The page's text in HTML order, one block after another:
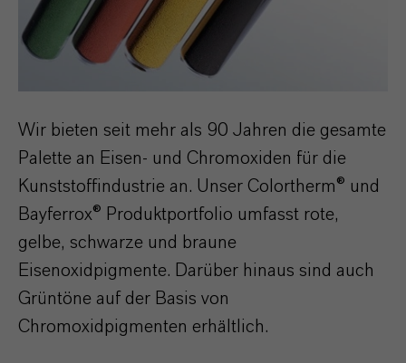
Wir bieten seit mehr als 90 Jahren die gesamte
Palette an Eisen- und Chromoxiden für die
Kunststoffindustrie an. Unser Colortherm® und
Bayferrox® Produktportfolio umfasst rote,
gelbe, schwarze und braune
Eisenoxidpigmente. Darüber hinaus sind auch
Grüntöne auf der Basis von
Chromoxidpigmenten erhältlich.